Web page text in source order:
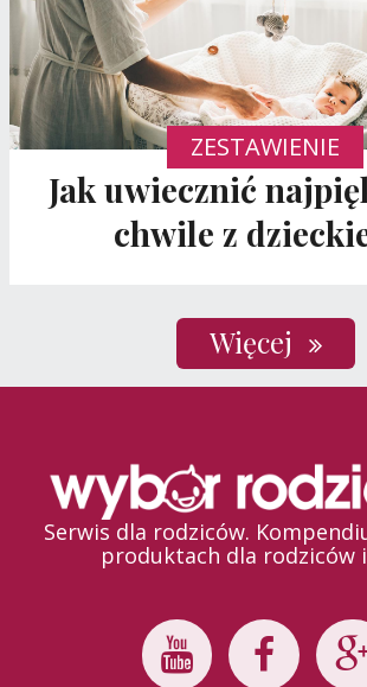
ZESTAWIENIE
Jak uwiecznić
chwile z
Więcej
Serwis dla rodziców.
produktach dla rodziców